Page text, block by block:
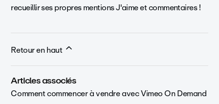
recueillir ses propres mentions J'aime et commentaires !
Retour en haut
Articles associés
Comment commencer à vendre avec Vimeo On Demand